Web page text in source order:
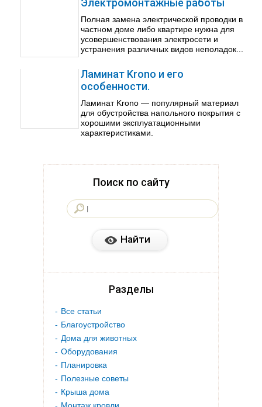
Электромонтажные работы
Полная замена электрической проводки в
частном доме либо квартире нужна для
усовершенствования электросети и
устранения различных видов неполадок...
Ламинат Krono и его
особенности.
Ламинат Krono — популярный материал
для обустройства напольного покрытия с
хорошими эксплуатационными
характеристиками.
Поиск по сайту
Разделы
Все статьи
Благоустройство
Дома для животных
Оборудования
Планировка
Полезные советы
Крыша дома